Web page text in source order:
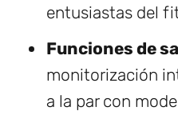
entusiastas del
Funciones de
monitorización
a la par con